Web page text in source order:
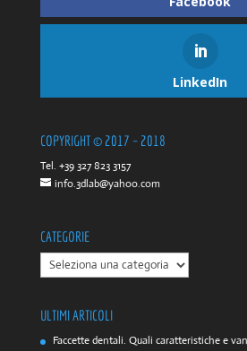
LinkedIn
COPYRIGHT © 2017 – 2018
Tel. +39 327 823 3157
info.3dlab@yahoo.com
CATEGORIE
CATEGORIE
ULTIMI ARTICOLI
Faccette dentali. Quali caratteristiche e